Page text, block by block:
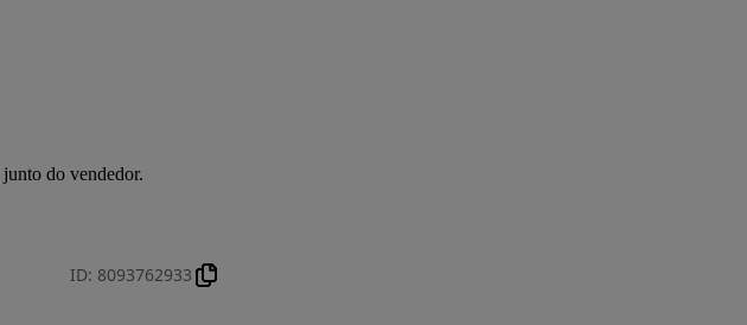
do vendedor.
ID: 8093762933